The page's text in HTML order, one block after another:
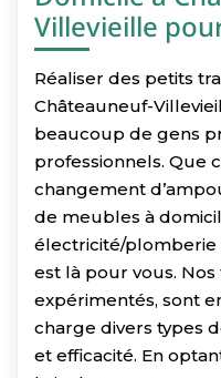
Villevieille
Réaliser des petits
Châteauneuf-
beaucoup de gens
professionnels. Que
changement
de meubles à
électricité/plomberie
est là pour vous.
expérimentés, sont
charge divers types
et efficacité. En